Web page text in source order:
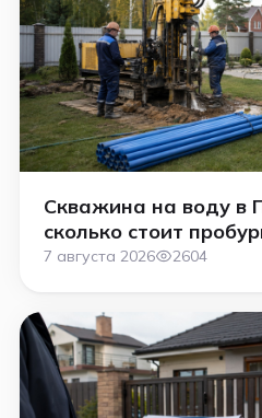
Скважина на воду в
сколько стоит
в 2026 году
7 августа 2026 2604